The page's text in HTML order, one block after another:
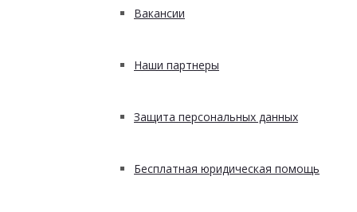
Вакансии
Наши партнеры
Защита персональных данных
Бесплатная юридическая помощь